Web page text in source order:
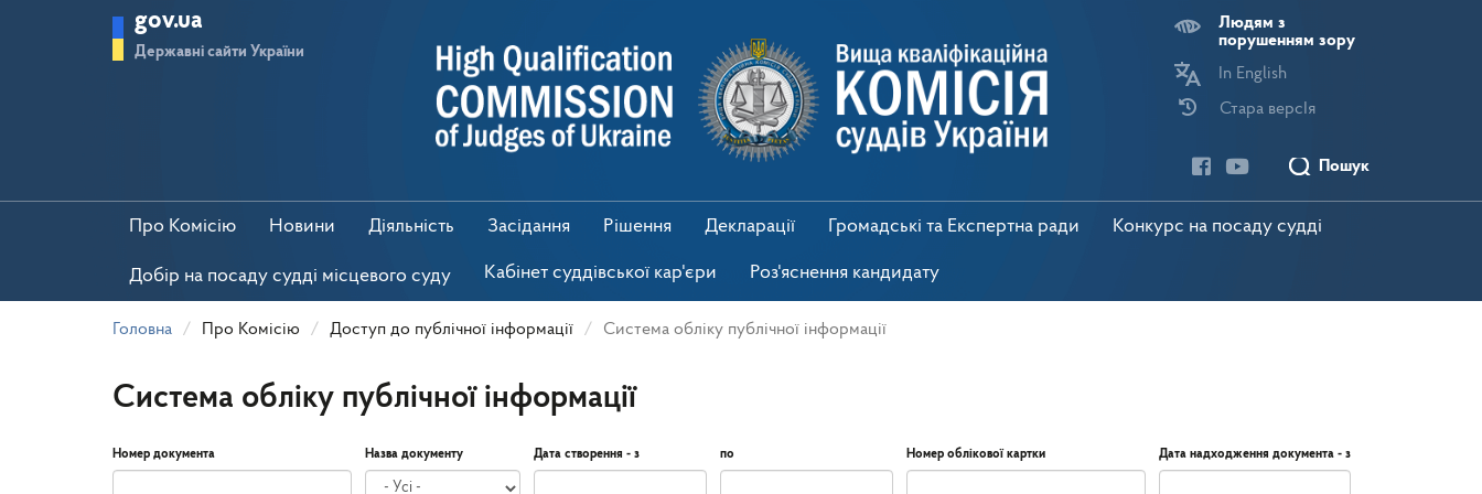
gov.ua
Державні сайти України
Людям з
порушенням зору
In English
Стара версІя
Пошук
Про Комісію Новини Діяльність Засідання Рішення Декларації Громадські та Експертна ради Конкурс на посаду судді
Добір на посаду судді місцевого суду Кабінет суддівської кар'єри Роз'яснення кандидату
Головна Про Комісію Доступ до публічної інформації Система обліку публічної інформації
Система обліку публічної інформації
Номер документа Назва документу Дата створення - з по Номер облікової картки Дата надходження документа - з